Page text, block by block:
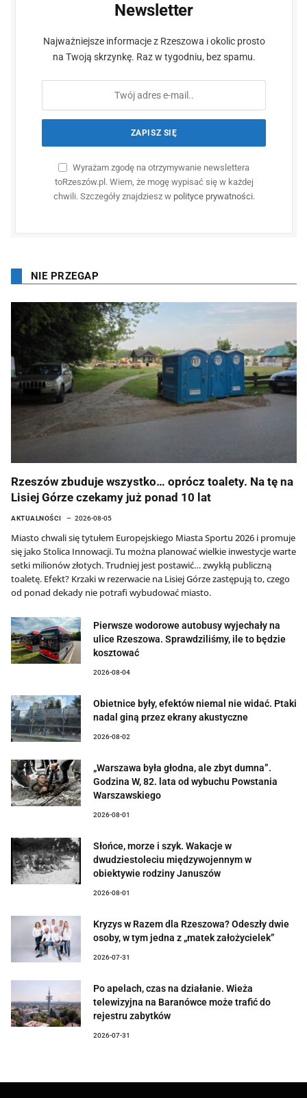
Newsletter
Najważniejsze informacje z Rzeszowa i okolic prosto
na Twoją skrzynkę. Raz w tygodniu, bez spamu.
Wyrażam zgodę na otrzymywanie newslettera
toRzeszów.pl. Wiem, że mogę wypisać się w każdej
chwili. Szczegóły znajdziesz w polityce prywatności.
NIE PRZEGAP
Rzeszów zbuduje wszystko… oprócz toalety. Na tę na
Lisiej Górze czekamy już ponad 10 lat
AKTUALNOŚCI 2026-08-05
Miasto chwali się tytułem Europejskiego Miasta Sportu 2026 i promuje
się jako Stolica Innowacji. Tu można planować wielkie inwestycje warte
setki milionów złotych. Trudniej jest postawić… zwykłą publiczną
toaletę. Efekt? Krzaki w rezerwacie na Lisiej Górze zastępują to, czego
od ponad dekady nie potrafi wybudować miasto.
Pierwsze wodorowe autobusy wyjechały na
ulice Rzeszowa. Sprawdziliśmy, ile to będzie
kosztować
2026-08-04
Obietnice były, efektów niemal nie widać. Ptaki
nadal giną przez ekrany akustyczne
2026-08-02
„Warszawa była głodna, ale zbyt dumna”.
Godzina W, 82. lata od wybuchu Powstania
Warszawskiego
2026-08-01
Słońce, morze i szyk. Wakacje w
dwudziestoleciu międzywojennym w
obiektywie rodziny Januszów
2026-08-01
Kryzys w Razem dla Rzeszowa? Odeszły dwie
osoby, w tym jedna z „matek założycielek”
2026-07-31
Po apelach, czas na działanie. Wieża
telewizyjna na Baranówce może trafić do
rejestru zabytków
2026-07-31